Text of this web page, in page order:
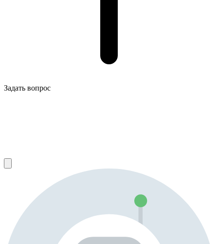
Задать вопрос